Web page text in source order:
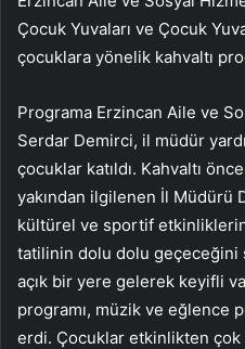
Çocuk Yuvaları ve Çocuk
çocuklara yönelik kahvaltı
Programa Erzincan Aile ve
Serdar Demirci, il müdür
çocuklar katıldı. Kahvaltı
yakından ilgilenen İl Müdürü
kültürel ve sportif
tatilinin dolu dolu geçeceğini
açık bir yere gelerek keyifli
programı, müzik ve eğlence
erdi. Çocuklar etkinlikten çok